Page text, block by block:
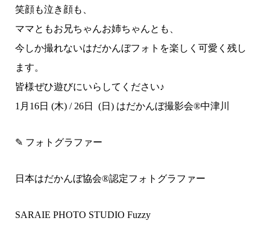
笑顔も泣き顔も、
ママともお兄ちゃんお姉ちゃんとも、
今しか撮れないはだかんぼフォトを楽しく可愛く残し
ます。
皆様ぜひ遊びにいらしてください♪
1月16日 (木) / 26日 (日) はだかんぼ撮影会®︎中津川
✎ フォトグラファー
日本はだかんぼ協会®︎認定フォトグラファー
SARAIE PHOTO STUDIO Fuzzy